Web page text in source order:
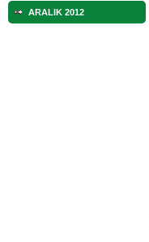
ARALIK 2012